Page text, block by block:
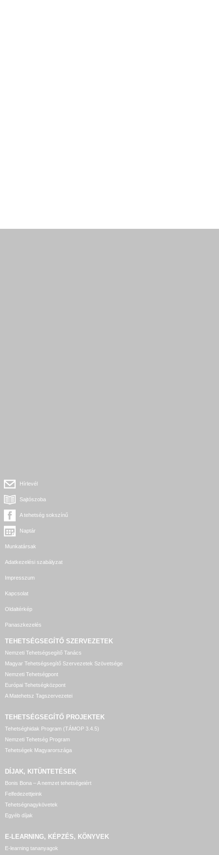
Hírlevél
Sajtószoba
A tehetség sokszínű
Naptár
Munkatársak
Adatkezelési szabályzat
Impresszum
Kapcsolat
Oldaltérkép
Panaszkezelés
TEHETSÉGSEGÍTŐ SZERVEZETEK
Nemzeti Tehetségsegítő Tanács
Magyar Tehetségsegítő Szervezetek Szövetsége
Nemzeti Tehetségpont
Európai Tehetségközpont
A Matehetsz Tagszervezetei
TEHETSÉGSEGÍTŐ PROJEKTEK
Tehetséghidak Program (TÁMOP 3.4.5)
Nemzeti Tehetség Program
Tehetségek Magyarországa
DÍJAK, KITÜNTETÉSEK
Bonis Bona – A nemzet tehetségeiért
Felfedezettjeink
Tehetségnagykövetek
Egyéb díjak
E-LEARNING, KÉPZÉS, KÖNYVEK
E-learning tananyagok